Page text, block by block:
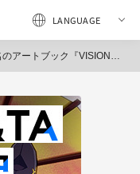
記念企画展「EX-VISIONS by pixiv」西武池袋本店で開催（ピクシブ）